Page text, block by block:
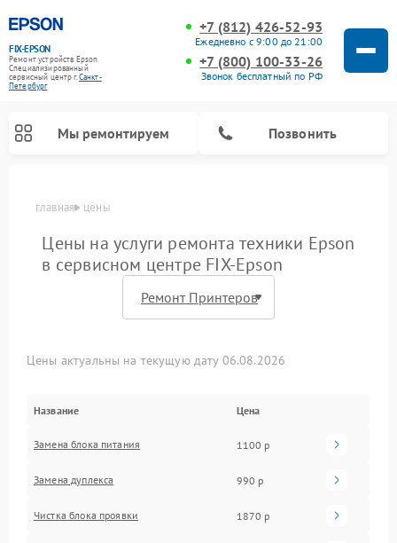
FIX-EPSON
Ремонт устройств Epson
Специализированный
cервисный центр г.Санкт-
Петербург
+7 (812) 426-52-93
Ежедневно с 9:00 до 21:00
+7 (800) 100-33-26
Звонок бесплатный по РФ
Мы ремонтируем Позвонить
главная цены
Цены на услуги ремонта техники Epson
в сервисном центре FIX-Epson
Цены актуальны на текущую дату 06.08.2026
Название Цена
Замена блока питания 1100 р
Замена дуплекса 990 р
Чистка блока проявки 1870 р